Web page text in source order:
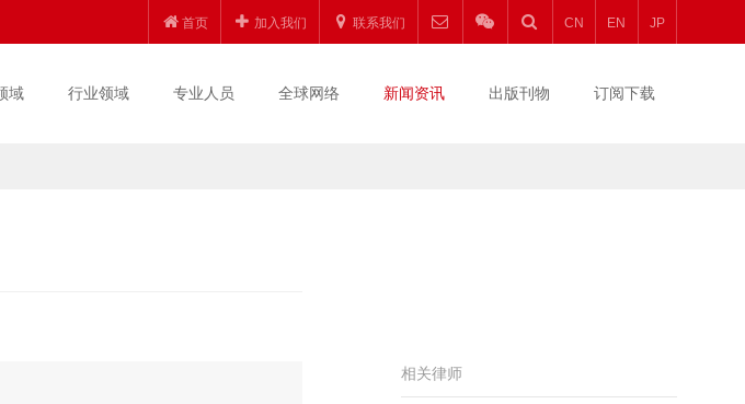
首页 加入我们 联系我们 CN EN JP
域 行业领域 专业人员 全球网络 新闻资讯 出版刊物 订阅下载
相关律师